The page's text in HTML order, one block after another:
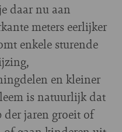
daar nu aan
meters eerlijker
enkele sturende
en kleiner
is natuurlijk dat
jaren groeit of